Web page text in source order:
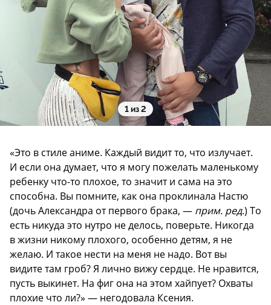
1 из 2
«Это в стиле аниме. Каждый видит то, что излучает.
И если она думает, что я могу пожелать маленькому
ребенку что-то плохое, то значит и сама на это
способна. Вы помните, как она проклинала Настю
(дочь Александра от первого брака, — прим. ред.) То
есть никуда это нутро не делось, поверьте. Никогда
в жизни никому плохого, особенно детям, я не
желаю. И такое нести на меня не надо. Вот вы
видите там гроб? Я лично вижу сердце. Не нравится,
пусть выкинет. На фиг она на этом хайпует? Охваты
плохие что ли?» — негодовала Ксения.